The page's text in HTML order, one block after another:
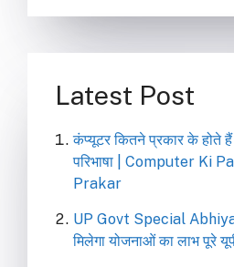
Latest Post
कंप्यूटर कितने प्रकार के होते
परिभाषा | Computer Ki
Prakar
UP Govt Special
मिलेगा योजनाओं का लाभ पूरे